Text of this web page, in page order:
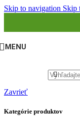
Skip to navigation Skip
MENU
Zavrieť
Kategórie produktov